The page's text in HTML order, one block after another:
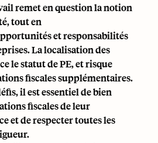
remet en question la notion
tout en
et responsabilités
La localisation des
le statut de PE, et risque
fiscales supplémentaires.
il est essentiel de bien
fiscales de leur
et de respecter toutes les